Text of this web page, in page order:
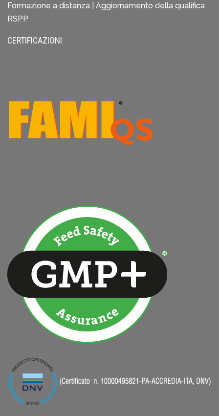
Formazione a distanza | Aggiornamento della qualifica
RSPP
CERTIFICAZIONI